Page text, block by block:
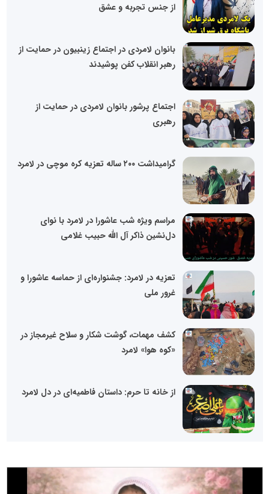
از جنس تجربه و عشق
بانوان لامردی در اجتماع زینبیون در حمایت از
رهبر انقلاب کفن‌ پوشیدند
اجتماع پرشور بانوان لامردی در حمایت از
رهبری
گرامیداشت ۲۰۰ ساله تعزیه کره موچی در لامرد
مراسم ویژه شب عاشورا در لامرد با نوای
دل‌نشین ذاکر آل الله حبیب غلامی
تعزیه در لامرد: جشنواره‌ای از حماسه عاشورا و
غرور ملی
کشف مهمات، گوشت شکار و سلاح غیرمجاز در
«کوه هوا» لامرد
از خانه تا حرم: داستان فاطمیه‌ای در دل لامرد